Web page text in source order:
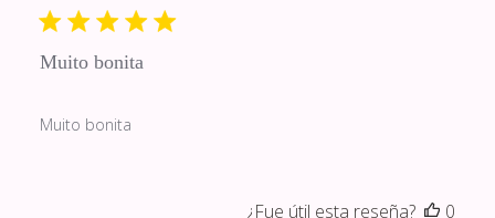
Muito bonita
Muito bonita
¿Fue útil esta reseña?
0